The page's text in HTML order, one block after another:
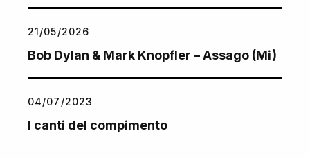
21/05/2026
Bob Dylan & Mark Knopfler – Assago (Mi)
04/07/2023
I canti del compimento